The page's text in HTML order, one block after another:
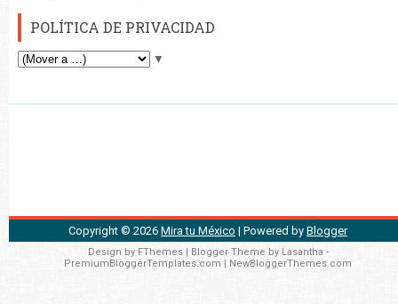
POLÍTICA DE PRIVACIDAD
▼
Copyright © 2026 Mira tu México | Powered by Blogger
Design by FThemes| Blogger Theme by Lasantha -
PremiumBloggerTemplates.com
NewBloggerThemes.com